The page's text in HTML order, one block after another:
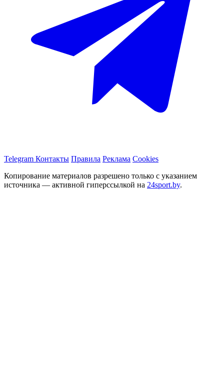
Telegram Контакты Правила Реклама Cookies
Копирование материалов разрешено только с указанием
источника — активной гиперссылкой на 24sport.by.